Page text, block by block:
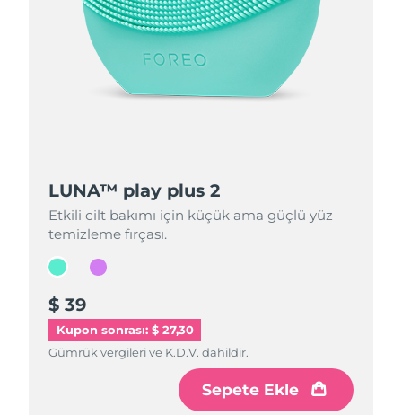
LUNA™ play plus 2
Etkili cilt bakımı için küçük ama güçlü yüz
temizleme fırçası.
$ 39
Kupon sonrası: $ 27,30
Gümrük vergileri ve K.D.V. dahildir.
Sepete Ekle
LUNA™ play plus 2
Etkili cilt bakımı için küçük ama güçlü yüz
temizleme fırçası.
$ 39
Gümrük vergileri ve K.D.V. dahildir.
Sepete Ekle